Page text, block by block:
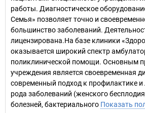
работы. Диагностическое
Семья» позволяет точно и
большинство заболеваний.
лицензирована.На базе клиники
оказывается широкий спектр
поликлинической помощи. Основным
учреждения является своевременная
современный подход к профилактике
рода заболеваний (женского
болезней, бактериального Показать